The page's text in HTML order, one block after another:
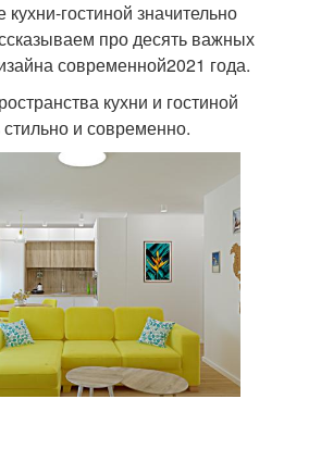
кухни-гостиной значительно
про десять важных
современной2021 года.
кухни и гостиной
и современно.